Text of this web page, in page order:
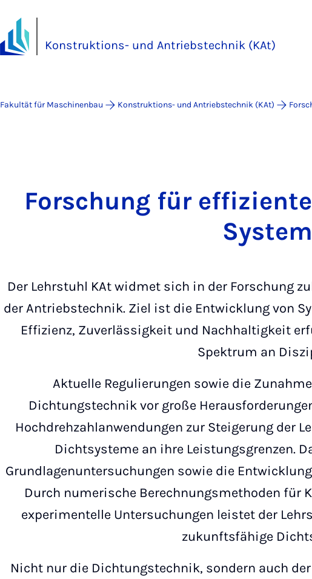
Konstruktions- und Antriebstechnik (KAt)
Fakultät für Maschinenbau Konstruktions- und Antriebstechnik (KAt)
Forschung für
Der Lehrstuhl KAt widmet sich in der Forschung
der Antriebstechnik. Ziel ist die Entwicklung von
Effizienz, Zuverlässigkeit und Nachhaltigkeit
Spektrum an
Aktuelle Regulierungen sowie die
Dichtungstechnik vor große
Hochdrehzahlanwendungen zur Steigerung der
Dichtsysteme an ihre Leistungsgrenzen.
Grundlagenuntersuchungen sowie die
Durch numerische Berechnungsmethoden
experimentelle Untersuchungen leistet der
zukunftsfähige
Nicht nur die Dichtungstechnik, sondern auch